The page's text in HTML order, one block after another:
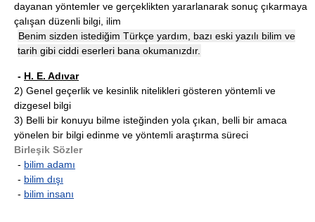
dayanan yöntemler ve gerçeklikten yararlanarak sonuç çıkarmaya
çalışan düzenli bilgi, ilim
Benim sizden istediğim Türkçe yardım, bazı eski yazılı bilim ve
tarih gibi ciddi eserleri bana okumanızdır.
- H. E. Adıvar
2) Genel geçerlik ve kesinlik nitelikleri gösteren yöntemli ve
dizgesel bilgi
3) Belli bir konuyu bilme isteğinden yola çıkan, belli bir amaca
yönelen bir bilgi edinme ve yöntemli araştırma süreci
Birleşik Sözler
- bilim adamı
- bilim dışı
- bilim insanı